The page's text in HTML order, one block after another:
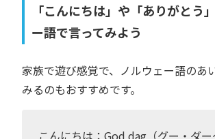
「こんにちは」や「ありがとう
ー語で言ってみよう
家族で遊び感覚で、ノルウェー語のあ
みるのもおすすめです。
こんにちは：God dag（グー・ダー